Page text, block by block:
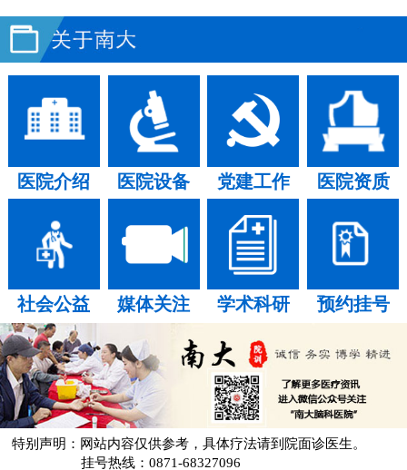
医院介绍 医院设备 党建工作 医院资质
社会公益 媒体关注 学术科研 预约挂号
特别声明：网站内容仅供参考，具体疗法请到院面诊医生。
挂号热线：0871-68327096